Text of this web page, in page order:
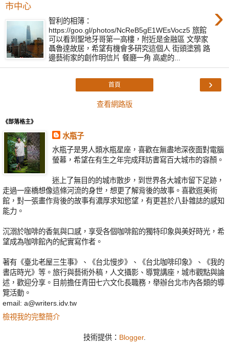
市中心
›
智利的相簿：
https://goo.gl/photos/NcReB5gE1WEsVocz5 旅館
可以看到聖地牙哥第一高樓，附近是金融區 文學家
聶魯達故居，希望有機會多研究這個人 街頭塗鴉 路
邊藝術家的創作明信片 餐廳一角 高處的...
›
首頁
查看網路版
《部落格主》
水瓶子
水瓶子是男人類水瓶星座，喜歡在無盡地深夜面對電腦
螢幕，希望在有生之年完成拜訪書寫百大城市的容顏。
迷上了無目的的城市散步，到世界各大城市留下足跡，
走過一座橋想像這條河流的身世，想更了解背後的故事。喜歡逛美術
館，對一張畫作背後的故事有濃厚求知慾望，有更甚於八卦雜誌的感知
能力。
沉溺於咖啡的香氣與口感，享受各個咖啡館的獨特印象與美好時光，希
望成為咖啡館內的紀實寫作者。
著有《臺北老屋三生事》、《台北慢步》、《台北咖啡印象》、《我的
書店時光》等。旅行與藝術外稿，人文攝影、導覽講座，城市觀點與論
述，歡迎分享。目前擔任青田七六文化長職務，舉辦台北市內各類的導
覽活動。
email: a@writers.idv.tw
檢視我的完整簡介
技術提供： Blogger.